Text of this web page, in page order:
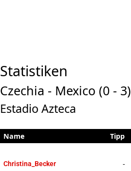
Statistiken
Czechia - Mexico (0 - 3)
Estadio Azteca
Name Tipp
Christina_Becker -